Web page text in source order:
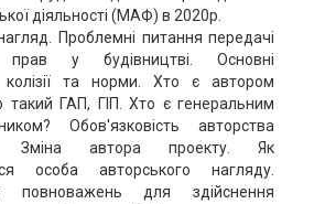
діяльності (МАФ) в 2020р.
Проблемні питання передачі
прав у будівництві. Основні
колізії та норми. Хто є автором
такий ГАП, ГІП. Хто є генеральним
Обов'язковість авторства
Зміна автора проекту. Як
особа авторського нагляду.
повноважень для здійснення